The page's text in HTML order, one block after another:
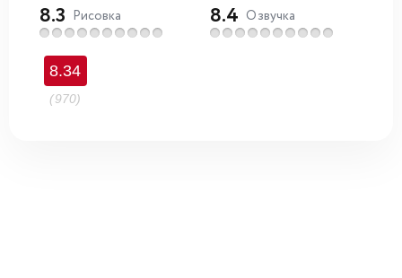
8.3 Рисовка 8.4 Озвучка
8.34
(970)